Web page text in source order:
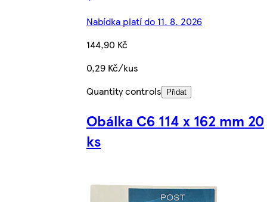
Nabídka platí do 11. 8. 2026
144,90 Kč
0,29 Kč/kus
Quantity controls
Přidat
Obálka C6 114 x 162 mm 20
ks